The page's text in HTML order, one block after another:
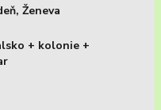
Ženeva
+ kolonie +